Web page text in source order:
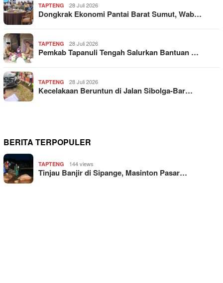
TAPTENG 28 Juli 2026
Dongkrak Ekonomi Pantai Barat Sumut, Wab…
TAPTENG 28 Juli 2026
Pemkab Tapanuli Tengah Salurkan Bantuan …
TAPTENG 28 Juli 2026
Kecelakaan Beruntun di Jalan Sibolga-Bar…
BERITA TERPOPULER
TAPTENG 144 views
Tinjau Banjir di Sipange, Masinton Pasar…